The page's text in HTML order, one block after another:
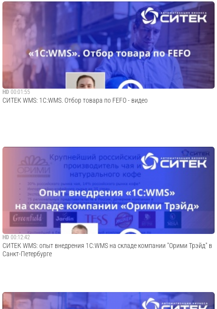
HD 00:01:55
СИТЕК WMS: 1С:WMS. Отбор товара по FEFO - видео
HD 00:12:42
СИТЕК WMS: опыт внедрения 1С:WMS на складе компании "Орими Трэйд" в
Санкт-Петербурге